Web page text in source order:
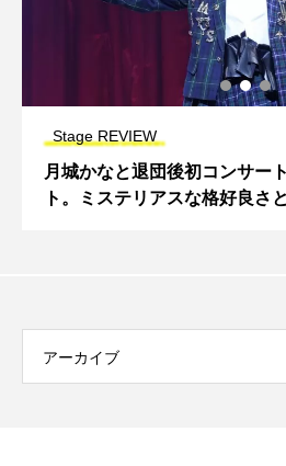
Stage REVIEW
月城かなと退団後初コンサー
ト。ミステリアスな格好良さ
アーカイブ